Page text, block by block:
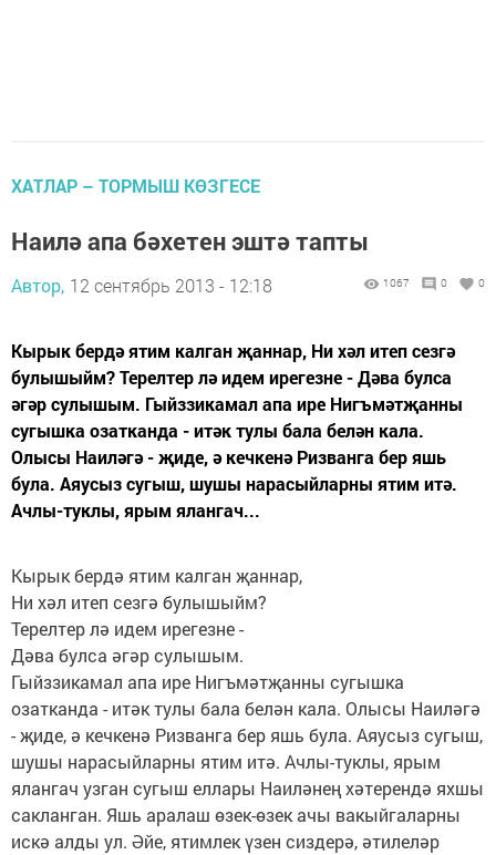
ХАТЛАР – ТОРМЫШ КӨЗГЕСЕ
Наилә апа бәхетен эштә тапты
Автор, 12 сентябрь 2013 - 12:18 1067 0 0
Кырык бердә ятим калган җаннар, Ни хәл итеп сезгә
булышыйм? Терелтер лә идем ирегезне - Дәва булса
әгәр сулышым. Гыйззикамал апа ире Нигъмәтҗанны
сугышка озатканда - итәк тулы бала белән кала.
Олысы Наиләгә - җиде, ә кечкенә Ризванга бер яшь
була. Аяусыз сугыш, шушы нарасыйларны ятим итә.
Ачлы-туклы, ярым ялангач...
Кырык бердә ятим калган җаннар,
Ни хәл итеп сезгә булышыйм?
Терелтер лә идем ирегезне -
Дәва булса әгәр сулышым.
Гыйззикамал апа ире Нигъмәтҗанны сугышка
озатканда - итәк тулы бала белән кала. Олысы Наиләгә
- җиде, ә кечкенә Ризванга бер яшь була. Аяусыз сугыш,
шушы нарасыйларны ятим итә. Ачлы-туклы, ярым
ялангач узган сугыш еллары Наиләнең хәтерендә яхшы
сакланган. Яшь аралаш өзек-өзек ачы вакыйгаларны
искә алды ул. Әйе, ятимлек үзен сиздерә, әтилеләр